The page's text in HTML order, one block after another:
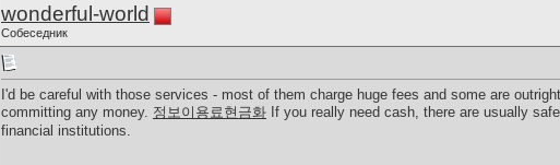
wonderful-world
Собеседник
I'd be careful with those services - most of them charge huge fees and some are
committing any money. 정보이용료현금화 If you really need cash, there are usually
financial institutions.